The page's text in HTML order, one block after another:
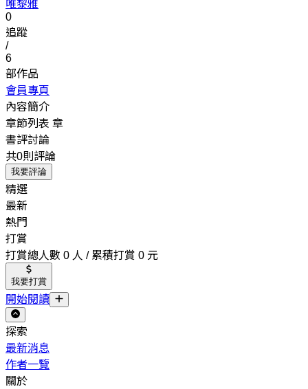
唯黎雅
0
追蹤
/
6
部作品
會員專頁
內容簡介
章節列表 章
書評討論
共0則評論
我要評論
精選
最新
熱門
打賞
打賞總人數 0 人 / 累積打賞 0 元
我要打賞
開始閱讀
探索
最新消息
作者一覽
關於